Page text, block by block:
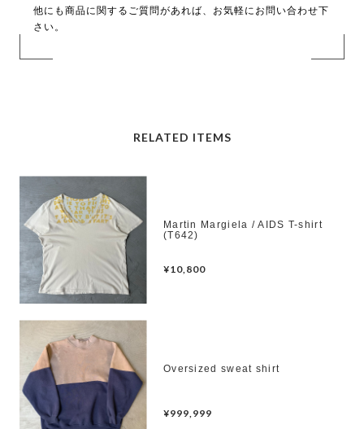
他にも商品に関するご質問があれば、お気軽にお問い合わせ下
さい。
RELATED ITEMS
Martin Margiela / AIDS T-shirt
(T642)
¥10,800
Oversized sweat shirt
¥999,999